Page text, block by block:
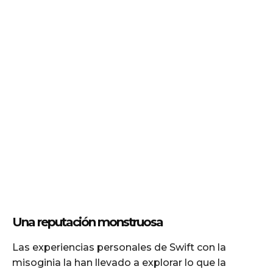
Una reputación monstruosa
Las experiencias personales de Swift con la
misoginia la han llevado a explorar lo que la